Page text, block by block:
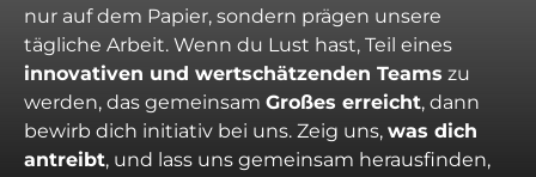
nur auf dem Papier, sondern prägen unsere
tägliche Arbeit. Wenn du Lust hast, Teil eines
innovativen und wertschätzenden Teams zu
werden, das gemeinsam Großes erreicht, dann
bewirb dich initiativ bei uns. Zeig uns, was dich
antreibt, und lass uns gemeinsam herausfinden,